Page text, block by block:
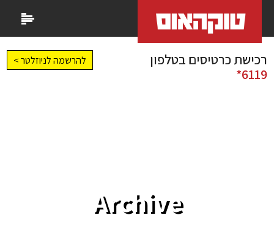
רכישת כרטיסים בטלפון
6119*
להרשמה לניוזלטר >
Archive